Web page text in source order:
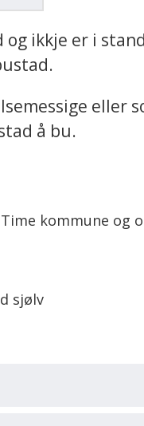
ikkje er i
eller
å bu.
kommune og
sjølv